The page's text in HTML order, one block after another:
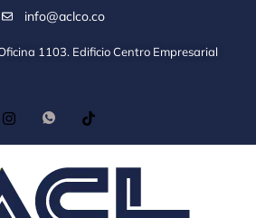
info@aclco.co
1103. Edificio Centro Empresarial